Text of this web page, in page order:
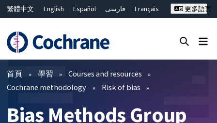
繁體中文 English Español فارسی
Français
ไทย
简体中文
更多語言
篩選條件
首頁 學習
Courses and resources
Cochrane methodology
Risk of bias
Bias Methods Group